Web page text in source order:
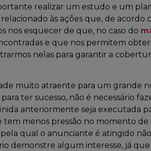
realizar um estudo e um
às ações que, de acordo
nos esquecer de que, no caso do
e que nos permitem
nelas para garantir a
muito atraente para um grande
ter sucesso, não é necessário
anteriormente seja executada
menos pressão no momento de
qual o anunciante é atingido
demonstre algum interesse, já